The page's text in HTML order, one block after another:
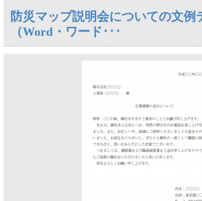
防災マップ説明会についての文例
（Word・ワード･･･